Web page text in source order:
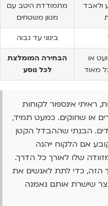
ולאבד
מתמודדת היטב עם
מגוון משטחים
בינוני עד גבוה
או
מאוד
הבחירה המומלצת
לכל נוסע
ראיתי אינספור לקוחות
או שחוקים. כמעט תמיד,
הבנתי שההבדל הקטן
אם הלקוח ייהנה
שלו לאורך כל הדרך.
הזה, כדי לתת לאנשים את
שישרת אותם נאמנה